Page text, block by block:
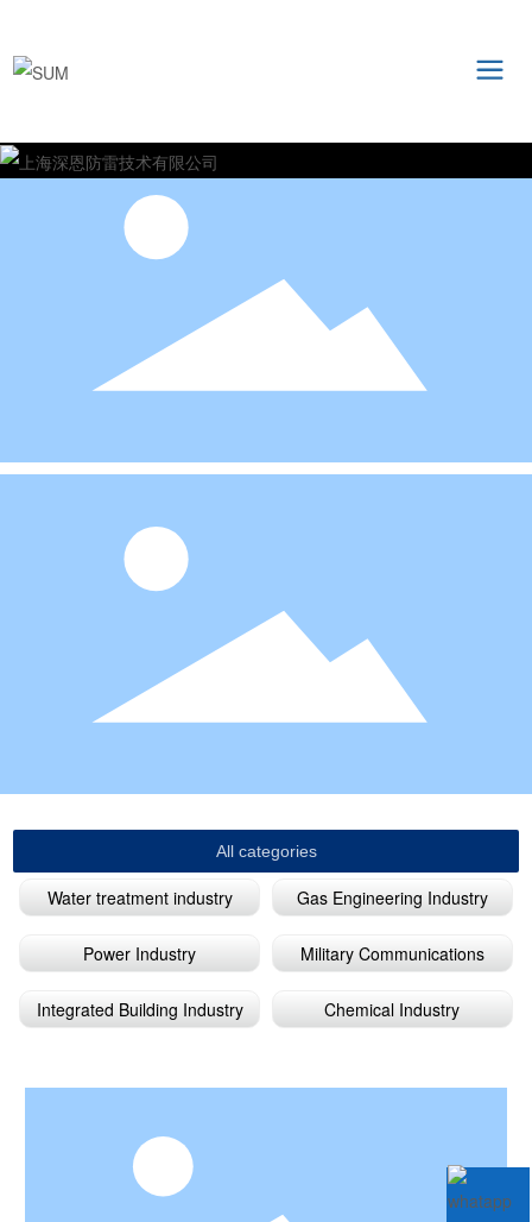
All categories
Water treatment industry Gas Engineering Industry
Power Industry Military Communications
Integrated Building Industry Chemical Industry